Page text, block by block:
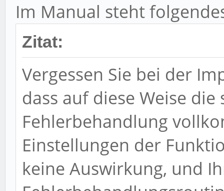
Im Manual steht
Zitat:
Vergessen Sie bei der
dass auf diese Weise
Fehlerbehandlung
Einstellungen der
keine Auswirkung, und